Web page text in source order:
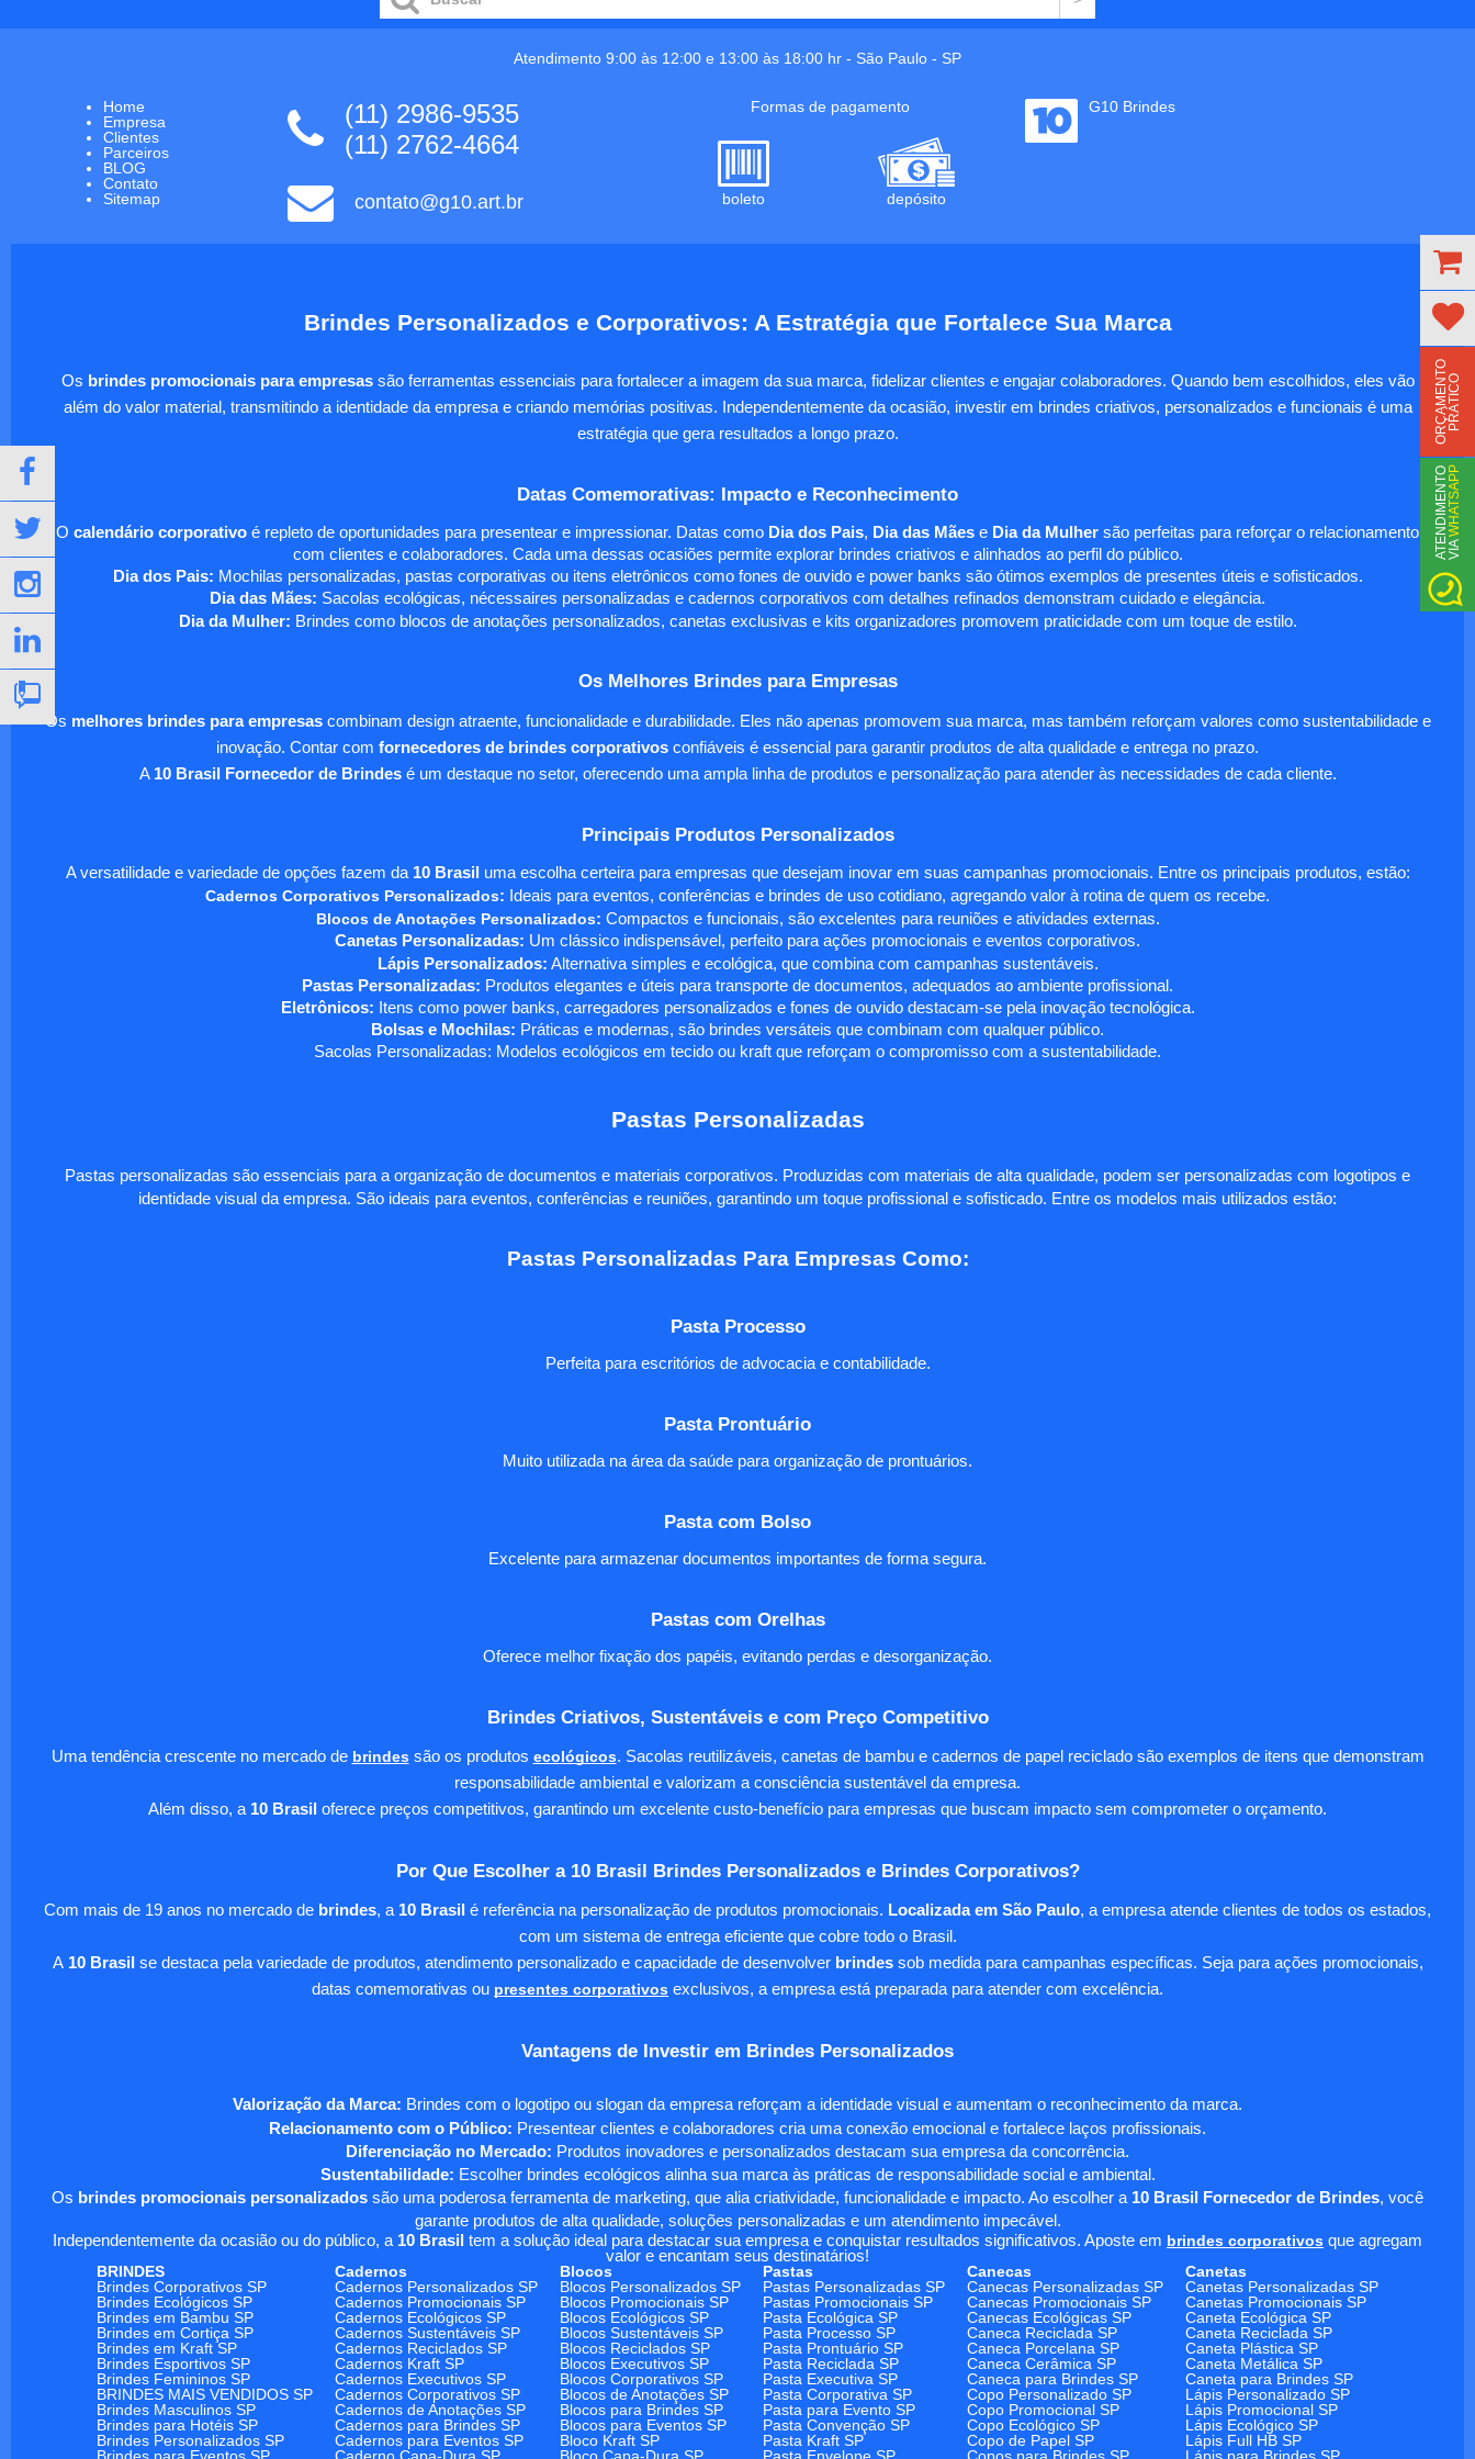
Atendimento 9:00 às 12:00 e 13:00 às 18:00 hr - São Paulo - SP
Home
Empresa
Clientes
Parceiros
BLOG
Contato
Sitemap
(11) 2986-9535
(11) 2762-4664
contato@g10.art.br
Formas de pagamento
boleto depósito
G10 Brindes
Brindes Personalizados e Corporativos: A Estratégia que Fortalece Sua Marca
Os brindes promocionais para empresassão ferramentas essenciais para fortalecer a imagem da sua marca, fidelizar clientes e engajar colaboradores. Quando bem escolhidos, eles vão
além do valor material, transmitindo a identidade da empresa e criando memórias positivas. Independentemente da ocasião, investir em brindes criativos, personalizados e funcionais é uma
estratégia que gera resultados a longo prazo.
Datas Comemorativas: Impacto e Reconhecimento
O calendário corporativo é repleto de oportunidades para presentear e impressionar. Datas como Dia dos Pais, Dia das Mães e Dia da Mulher são perfeitas para reforçar o relacionamento
com clientes e colaboradores. Cada uma dessas ocasiões permite explorar brindes criativos e alinhados ao perfil do público.
Dia dos Pais: Mochilas personalizadas, pastas corporativas ou itens eletrônicos como fones de ouvido e power banks são ótimos exemplos de presentes úteis e sofisticados.
Dia das Mães: Sacolas ecológicas, nécessaires personalizadas e cadernos corporativos com detalhes refinados demonstram cuidado e elegância.
Dia da Mulher: Brindes como blocos de anotações personalizados, canetas exclusivas e kits organizadores promovem praticidade com um toque de estilo.
Os Melhores Brindes para Empresas
Os melhores brindes para empresascombinam design atraente, funcionalidade e durabilidade. Eles não apenas promovem sua marca, mas também reforçam valores como sustentabilidade e
inovação. Contar com fornecedores de brindes corporativos confiáveis é essencial para garantir produtos de alta qualidade e entrega no prazo.
A 10 Brasil Fornecedor de Brindesé um destaque no setor, oferecendo uma ampla linha de produtos e personalização para atender às necessidades de cada cliente.
Principais Produtos Personalizados
A versatilidade e variedade de opções fazem da 10 Brasil uma escolha certeira para empresas que desejam inovar em suas campanhas promocionais. Entre os principais produtos, estão:
Cadernos Corporativos Personalizados: Ideais para eventos, conferências e brindes de uso cotidiano, agregando valor à rotina de quem os recebe.
Blocos de Anotações Personalizados: Compactos e funcionais, são excelentes para reuniões e atividades externas.
Canetas Personalizadas: Um clássico indispensável, perfeito para ações promocionais e eventos corporativos.
Lápis Personalizados: Alternativa simples e ecológica, que combina com campanhas sustentáveis.
Pastas Personalizadas: Produtos elegantes e úteis para transporte de documentos, adequados ao ambiente profissional.
Eletrônicos: Itens como power banks, carregadores personalizados e fones de ouvido destacam-se pela inovação tecnológica.
Bolsas e Mochilas: Práticas e modernas, são brindes versáteis que combinam com qualquer público.
Sacolas Personalizadas: Modelos ecológicos em tecido ou kraft que reforçam o compromisso com a sustentabilidade.
Pastas Personalizadas
Pastas personalizadas são essenciais para a organização de documentos e materiais corporativos. Produzidas com materiais de alta qualidade, podem ser personalizadas com logotipos e
identidade visual da empresa. São ideais para eventos, conferências e reuniões, garantindo um toque profissional e sofisticado. Entre os modelos mais utilizados estão:
Pastas Personalizadas Para Empresas Como:
Pasta Processo
Perfeita para escritórios de advocacia e contabilidade.
Pasta Prontuário
Muito utilizada na área da saúde para organização de prontuários.
Pasta com Bolso
Excelente para armazenar documentos importantes de forma segura.
Pastas com Orelhas
Oferece melhor fixação dos papéis, evitando perdas e desorganização.
Brindes Criativos, Sustentáveis e com Preço Competitivo
Uma tendência crescente no mercado de brindessão os produtos ecológicos. Sacolas reutilizáveis, canetas de bambu e cadernos de papel reciclado são exemplos de itens que demonstram
responsabilidade ambiental e valorizam a consciência sustentável da empresa.
Além disso, a 10 Brasil oferece preços competitivos, garantindo um excelente custo-benefício para empresas que buscam impacto sem comprometer o orçamento.
Por Que Escolher a 10 Brasil Brindes Personalizados e Brindes Corporativos?
Com mais de 19 anos no mercado de brindes, a 10 Brasil é referência na personalização de produtos promocionais. Localizada em São Paulo, a empresa atende clientes de todos os estados,
com um sistema de entrega eficiente que cobre todo o Brasil.
A10 Brasil se destaca pela variedade de produtos, atendimento personalizado e capacidade de desenvolver brindessob medida para campanhas específicas. Seja para ações promocionais,
datas comemorativas ou presentes corporativos exclusivos, a empresa está preparada para atender com excelência.
Vantagens de Investir em Brindes Personalizados
Valorização da Marca: Brindes com o logotipo ou slogan da empresa reforçam a identidade visual e aumentam o reconhecimento da marca.
Relacionamento com o Público: Presentear clientes e colaboradores cria uma conexão emocional e fortalece laços profissionais.
Diferenciação no Mercado: Produtos inovadores e personalizados destacam sua empresa da concorrência.
Sustentabilidade: Escolher brindes ecológicos alinha sua marca às práticas de responsabilidade social e ambiental.
Os brindes promocionais personalizados são uma poderosa ferramenta de marketing, que alia criatividade, funcionalidade e impacto. Ao escolher a 10 Brasil Fornecedor de Brindes, você
garante produtos de alta qualidade, soluções personalizadas e um atendimento impecável.
Independentemente da ocasião ou do público, a 10 Brasil tem a solução ideal para destacar sua empresa e conquistar resultados significativos. Aposte em brindes corporativos que agregam
valor e encantam seus destinatários!
BRINDES
Cadernos Blocos Pastas Canecas
Canetas
Brindes Corporativos SP
Cadernos Personalizados SP Blocos Personalizados SP Pastas Personalizadas SP Canecas Personalizadas SP
Canetas Personalizadas SP
Brindes Ecológicos SP
Cadernos Promocionais SP Blocos Promocionais SP Pastas Promocionais SP Canecas Promocionais SP
Canetas Promocionais SP
Brindes em Bambu SP
Cadernos Ecológicos SP Blocos Ecológicos SP Pasta Ecológica SP Canecas Ecológicas SP
Caneta Ecológica SP
Brindes em Cortiça SP
Cadernos Sustentáveis SP Blocos Sustentáveis SP Pasta Processo SP Caneca Reciclada SP
Caneta Reciclada SP
Brindes em Kraft SP
Cadernos Reciclados SP Blocos Reciclados SP Pasta Prontuário SP Caneca Porcelana SP
Caneta Plástica SP
Brindes Esportivos SP
Cadernos Kraft SP Blocos Executivos SP Pasta Reciclada SP Caneca Cerâmica SP
Caneta Metálica SP
Brindes Femininos SP
Cadernos Executivos SP Blocos Corporativos SP Pasta Executiva SP Caneca para Brindes SP
Caneta para Brindes SP
BRINDES MAIS VENDIDOS SP
Cadernos Corporativos SP Blocos de Anotações SP Pasta Corporativa SP Copo Personalizado SP
Lápis Personalizado SP
Brindes Masculinos SP
Cadernos de Anotações SP Blocos para Brindes SP Pasta para Evento SP Copo Promocional SP
Lápis Promocional SP
Brindes para Hotéis SP
Cadernos para Brindes SP Blocos para Eventos SP Pasta Convenção SP Copo Ecológico SP
Lápis Ecológico SP
Brindes Personalizados SP
Cadernos para Eventos SP Bloco Kraft SP Pasta Kraft SP Copo de Papel SP
Lápis Full HB SP
O
R
Ç
A
M
E
N
T
O
P
R
Á
T
I
CO
A
TE
N
D
I
M
E
N
T
O
V
I
AWHATSAPP